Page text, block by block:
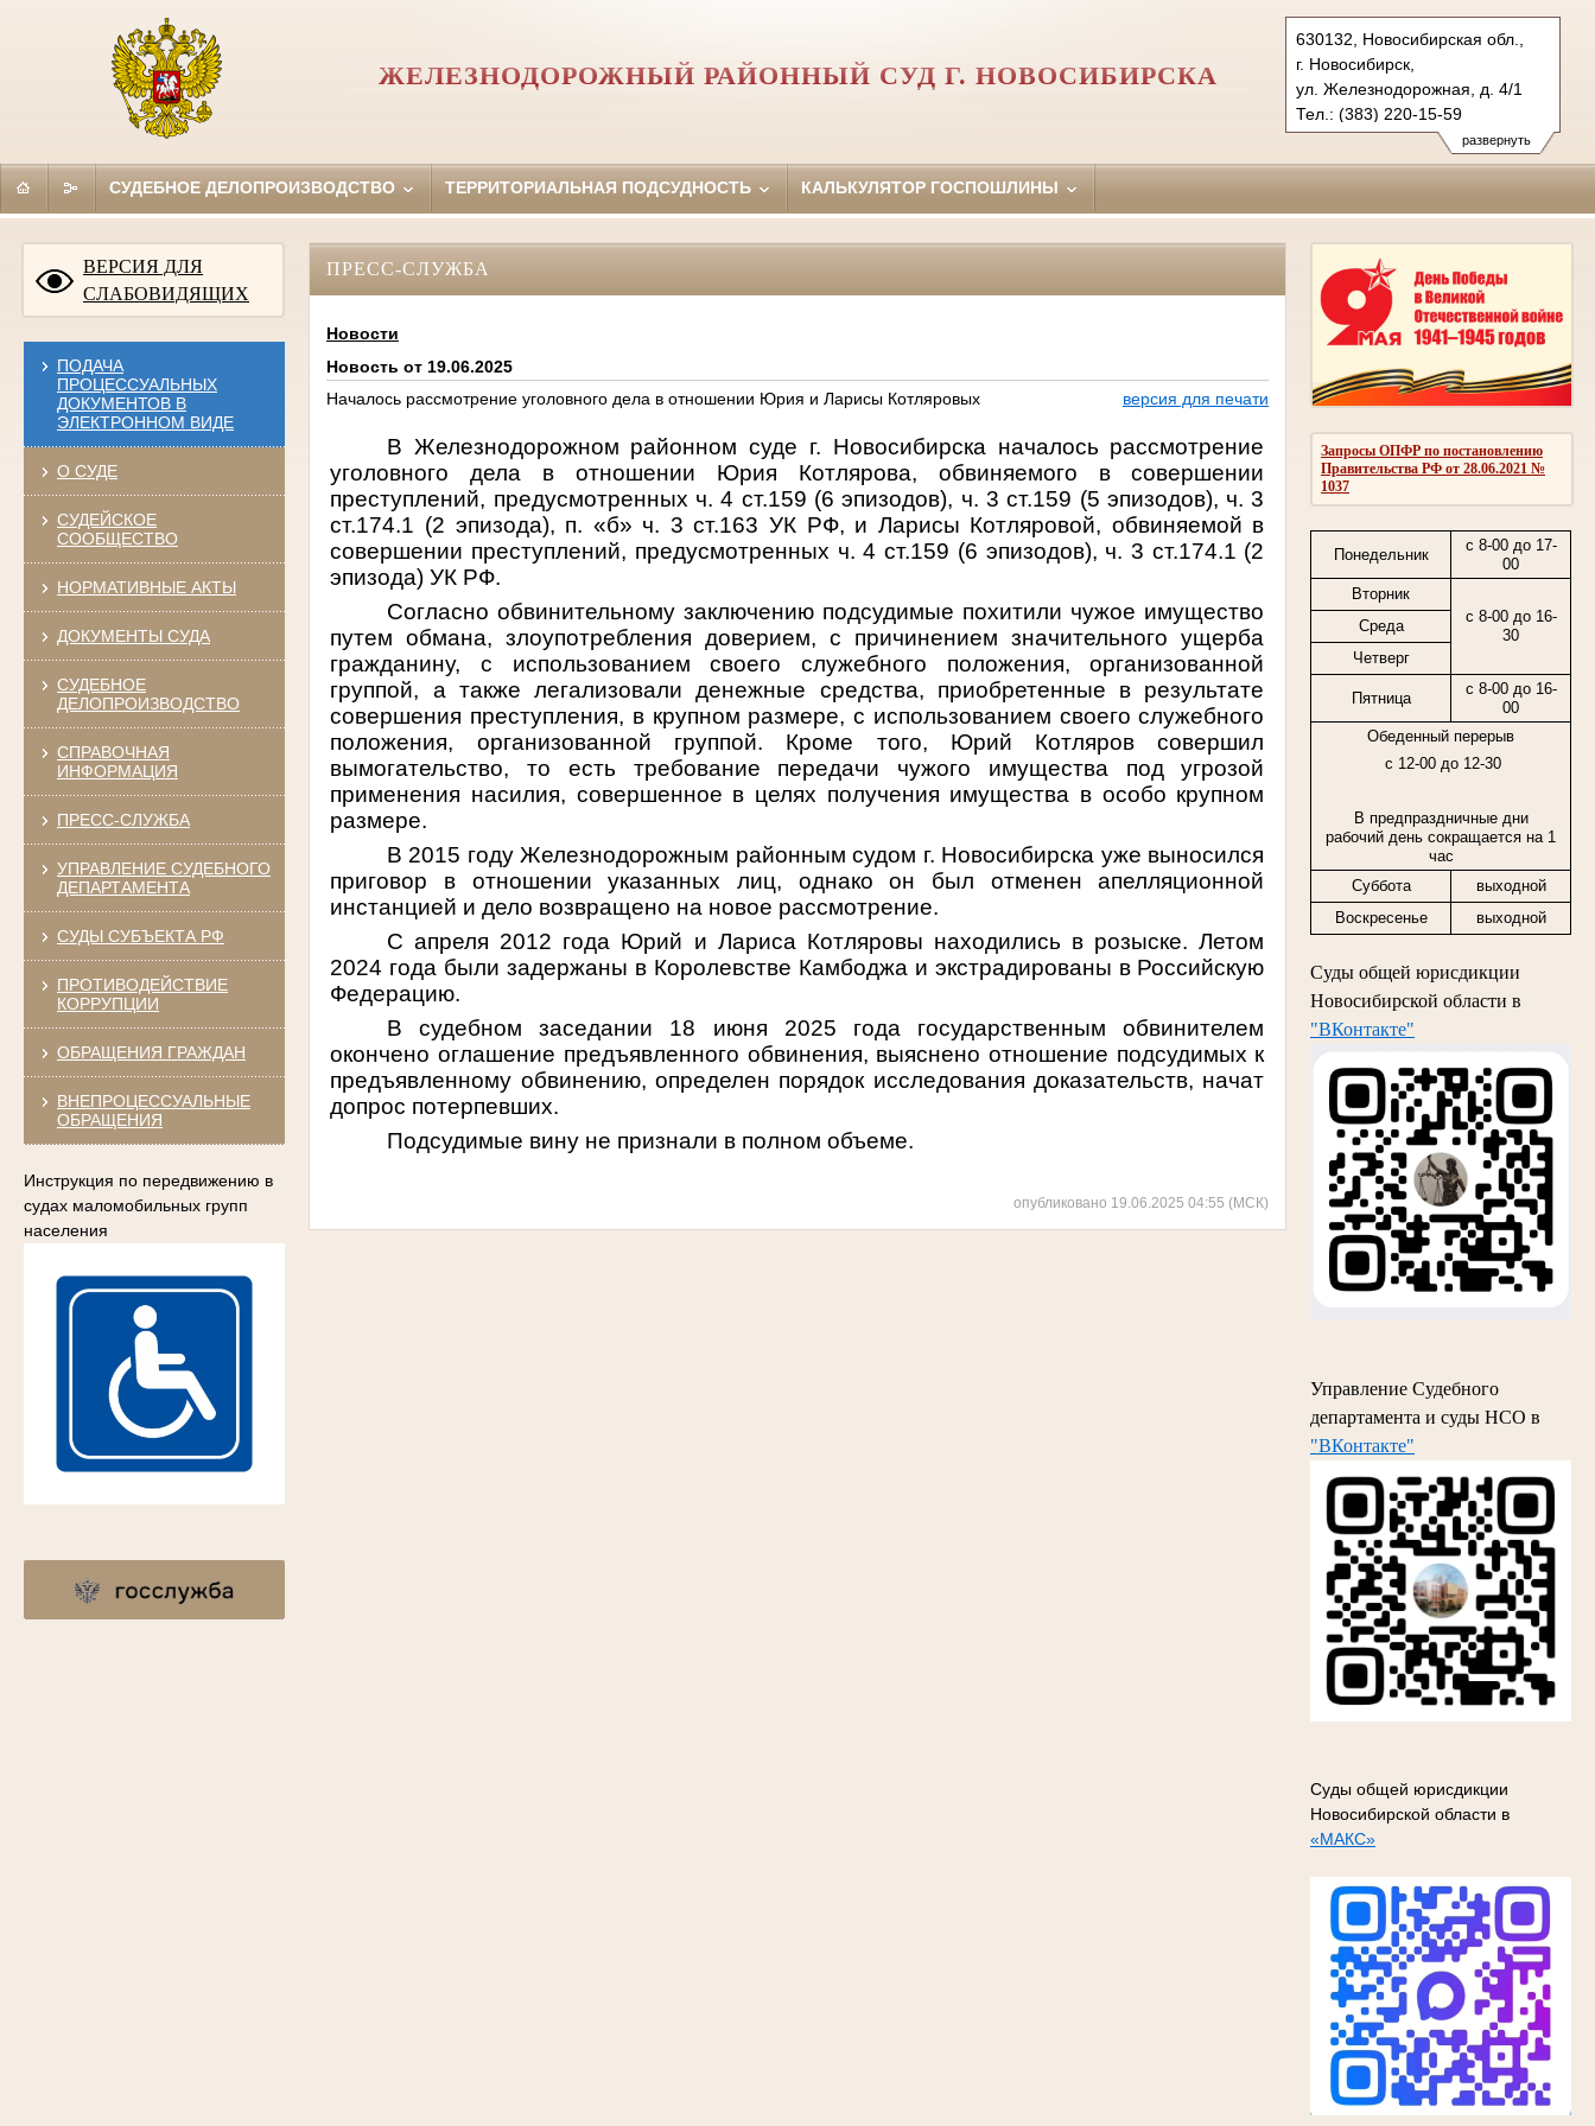
развернуть
630132, Новосибирская обл.,
г. Новосибирск,
ул. Железнодорожная, д. 4/1
Тел.: (383) 220-15-59
zheleznodorozhny.nsk@sudrf.ru
ЖЕЛЕЗНОДОРОЖНЫЙ РАЙОННЫЙ СУД Г. НОВОСИБИРСКА
СУДЕБНОЕ ДЕЛОПРОИЗВОДСТВО ТЕРРИТОРИАЛЬНАЯ ПОДСУДНОСТЬ КАЛЬКУЛЯТОР ГОСПОШЛИНЫ
ВЕРСИЯ ДЛЯ
СЛАБОВИДЯЩИХ
ПОДАЧА
ПРОЦЕССУАЛЬНЫХ
ДОКУМЕНТОВ В
ЭЛЕКТРОННОМ ВИДЕ
О СУДЕ
СУДЕЙСКОЕ
СООБЩЕСТВО
НОРМАТИВНЫЕ АКТЫ
ДОКУМЕНТЫ СУДА
СУДЕБНОЕ
ДЕЛОПРОИЗВОДСТВО
СПРАВОЧНАЯ
ИНФОРМАЦИЯ
ПРЕСС-СЛУЖБА
УПРАВЛЕНИЕ СУДЕБНОГО
ДЕПАРТАМЕНТА
СУДЫ СУБЪЕКТА РФ
ПРОТИВОДЕЙСТВИЕ
КОРРУПЦИИ
ОБРАЩЕНИЯ ГРАЖДАН
ВНЕПРОЦЕССУАЛЬНЫЕ
ОБРАЩЕНИЯ
Инструкция по передвижению в
судах маломобильных групп
населения
Запросы ОПФР по постановлению
Правительства РФ от 28.06.2021 №
1037
Понедельник
с 8-00 до 17-
00
Вторник
с 8-00 до 16-
30
Среда
Четверг
Пятница
с 8-00до16-
00
Обеденный перерыв
с 12-00 до 12-30
В предпраздничные дни
рабочий день сокращается на 1
час
Суббота
выходной
Воскресенье
выходной
Суды общей юрисдикции
Новосибирской области в
"ВКонтакте"
Управление Судебного
департамента и суды НСО в
"ВКонтакте"
Суды общей юрисдикции
Новосибирской области в
«МАКС»
ПРЕСС-СЛУЖБА
Новости
Новость от 19.06.2025
Началось рассмотрение уголовного дела в отношении Юрия и Ларисы Котляровых
версия для печати
В Железнодорожном районном суде г. Новосибирска началось рассмотрение
уголовного дела в отношении Юрия Котлярова, обвиняемого в совершении
преступлений, предусмотренных ч. 4 ст.159 (6 эпизодов), ч. 3 ст.159 (5 эпизодов), ч. 3
ст.174.1 (2 эпизода), п. «б» ч. 3 ст.163 УК РФ, и Ларисы Котляровой, обвиняемой в
совершении преступлений, предусмотренных ч. 4 ст.159 (6 эпизодов), ч. 3 ст.174.1 (2
эпизода) УК РФ.
Согласно обвинительному заключению подсудимые похитили чужое имущество
путем обмана, злоупотребления доверием, с причинением значительного ущерба
гражданину, с использованием своего служебного положения, организованной
группой, а также легализовали денежные средства, приобретенные в результате
совершения преступления, в крупном размере, с использованием своего служебного
положения, организованной группой. Кроме того, Юрий Котляров совершил
вымогательство, то есть требование передачи чужого имущества под угрозой
применения насилия, совершенное в целях получения имущества в особо крупном
размере.
В 2015 году Железнодорожным районным судом г. Новосибирска уже выносился
приговор в отношении указанных лиц, однако он был отменен апелляционной
инстанцией и дело возвращено на новое рассмотрение.
С апреля 2012 года Юрий и Лариса Котляровы находились в розыске. Летом
2024 года были задержаны в Королевстве Камбоджа и экстрадированы в Российскую
Федерацию.
В судебном заседании 18 июня 2025 года государственным обвинителем
окончено оглашение предъявленного обвинения, выяснено отношение подсудимых к
предъявленному обвинению, определен порядок исследования доказательств, начат
допрос потерпевших.
Подсудимые вину не признали в полном объеме.
опубликовано 19.06.2025 04:55 (МСК)